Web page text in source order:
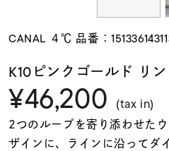
ファッションテイス
ト
CANAL ４℃ 品番：
K10ピンクゴールド リ
¥46,200 (tax in)
2つのループを寄り添わせた
ザインに、ラインに沿ってダ